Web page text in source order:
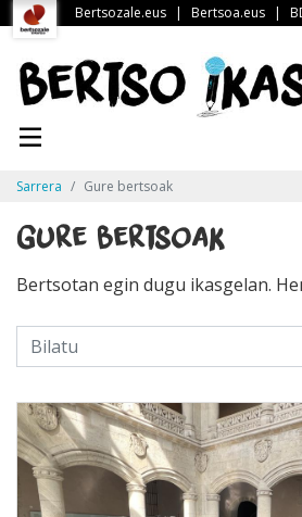
Bertsozale.eus | Bertsoa.eus |
Sarrera Gure bertsoak
Gure bertsoak
Bertsotan egin dugu ikasgelan.